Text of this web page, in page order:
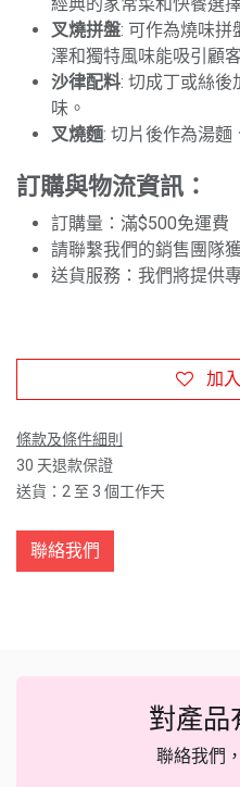
經典的家常菜和快餐選
叉燒拼盤: 可作為燒味拼
澤和獨特風味能吸引顧
沙律配料: 切成丁或絲後
味。
叉燒麵: 切片後作為湯麵
訂購與物流資訊：
訂購量：滿$500免運費
請聯繫我們的銷售團隊
送貨服務：我們將提供
加
條款及條件細則
30 天退款保證
送貨：2 至 3 個工作天
聯絡我們
對產品
聯絡我們